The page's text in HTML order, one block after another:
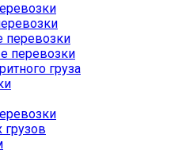
перевозки
перевозки
груза